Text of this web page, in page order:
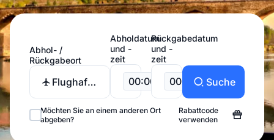
Abhol- /
Rückgabeort
Flughafen
Abholdatum
und -
zeit
00:00
Rückgabedatum
und -
zeit
00:00 Suche
Möchten Sie an einem anderen Ort
abgeben?
Rabattcode
verwenden